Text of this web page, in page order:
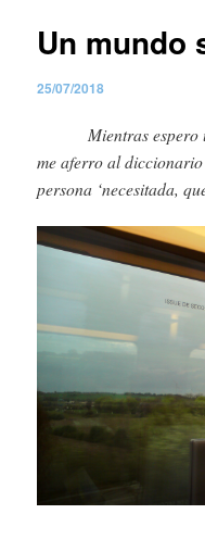
Un mundo
25/07/2018
Mientras espero
me aferro al
persona ‘necesitada,